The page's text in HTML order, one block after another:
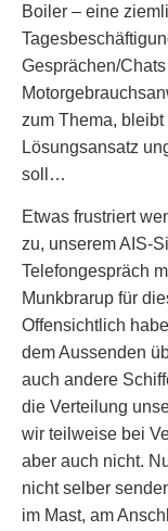
Boiler – eine
Gesprächen/
zum Thema,
Lösungsansatz
soll…
Etwas frustriert
zu, unserem AIS-
Telefongespräch
Munkbrarup für
Offensichtlich
dem Aussenden
auch andere
die Verteilung
wir teilweise bei
aber auch nicht.
nicht selber
im Mast, am